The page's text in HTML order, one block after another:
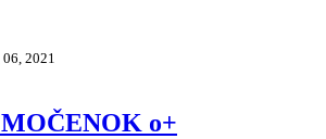
2021
o+